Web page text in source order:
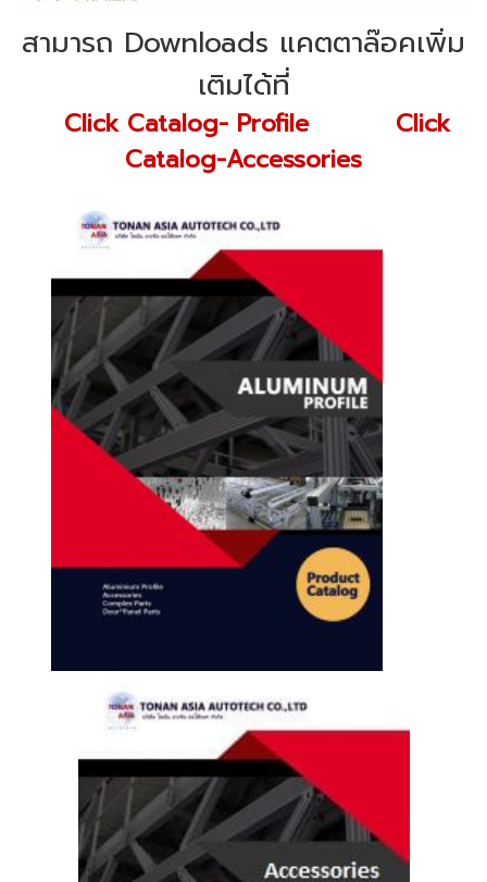
สามารถ Downloads แคตตาล๊อคเพิ่ม
เติมได้ที่
Click Catalog- Profile
Click
Catalog-Accessories